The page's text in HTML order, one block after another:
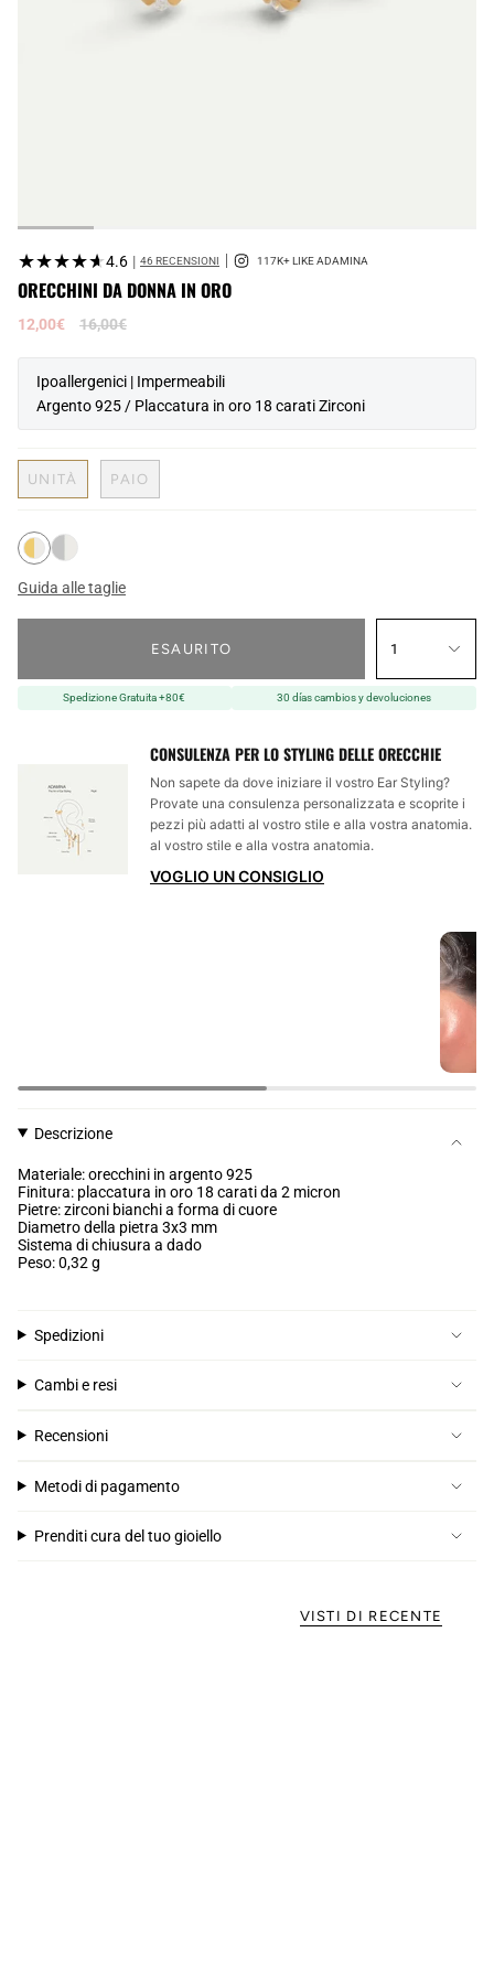
★★★★★
★★★★★4.6 | 46 RECENSIONI
ORECCHINI DA DONNA IN ORO
12,00€
Prezzo
16,00€
Ipoallergenici | Impermeabili
Argento 925 / Placcatura in oro 18 carati Zirconi
UNITÀ PAIO
Guida alle taglie
1
ESAURITO
Spedizione Gratuita +80€ 30 días cambios y devoluciones
CONSULENZA PER LO STYLING DELLE ORECCHIE
Non sapete da dove iniziare il vostro Ear Styling?
Provate una consulenza personalizzata e scoprite i
pezzi più adatti al vostro stile e alla vostra anatomia.
al vostro stile e alla vostra anatomia.
VOGLIO UN CONSIGLIO
Descrizione
Materiale: orecchini in argento 925
Finitura: placcatura in oro 18 carati da 2 micron
Pietre: zirconi bianchi a forma di cuore
Diametro della pietra 3x3 mm
Sistema di chiusura a dado
Peso: 0,32 g
Spedizioni
Cambi e resi
Recensioni
Metodi di pagamento
Prenditi cura del tuo gioiello
VISTI DI RECENTE